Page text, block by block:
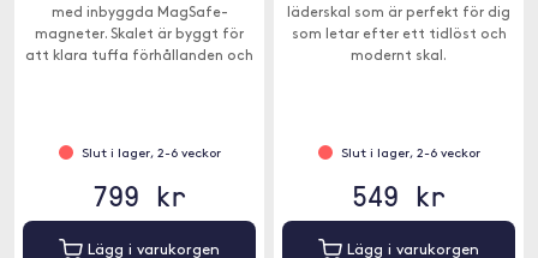
med inbyggda MagSafe-
magneter. Skalet är byggt för
att klara tuffa förhållanden och
Slut i lager, 2-6 veckor
799 kr
Lägg i varukorgen
läderskal som är perfekt för dig
som letar efter ett tidlöst och
modernt skal.
Slut i lager, 2-6 veckor
549 kr
Lägg i varukorgen